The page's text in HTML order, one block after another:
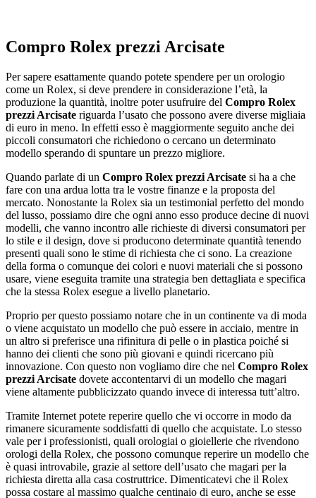
Compro Rolex prezzi Arcisate
Per sapere esattamente quando potete spendere per un orologio
come un Rolex, si deve prendere in considerazione l’età, la
produzione la quantità, inoltre poter usufruire del Compro Rolex
prezzi Arcisate riguarda l’usato che possono avere diverse migliaia
di euro in meno. In effetti esso è maggiormente seguito anche dei
piccoli consumatori che richiedono o cercano un determinato
modello sperando di spuntare un prezzo migliore.
Quando parlate di un Compro Rolex prezzi Arcisate si ha a che
fare con una ardua lotta tra le vostre finanze e la proposta del
mercato. Nonostante la Rolex sia un testimonial perfetto del mondo
del lusso, possiamo dire che ogni anno esso produce decine di nuovi
modelli, che vanno incontro alle richieste di diversi consumatori per
lo stile e il design, dove si producono determinate quantità tenendo
presenti quali sono le stime di richiesta che ci sono. La creazione
della forma o comunque dei colori e nuovi materiali che si possono
usare, viene eseguita tramite una strategia ben dettagliata e specifica
che la stessa Rolex esegue a livello planetario.
Proprio per questo possiamo notare che in un continente va di moda
o viene acquistato un modello che può essere in acciaio, mentre in
un altro si preferisce una rifinitura di pelle o in plastica poiché si
hanno dei clienti che sono più giovani e quindi ricercano più
innovazione. Con questo non vogliamo dire che nel Compro Rolex
prezzi Arcisate dovete accontentarvi di un modello che magari
viene altamente pubblicizzato quando invece di interessa tutt’altro.
Tramite Internet potete reperire quello che vi occorre in modo da
rimanere sicuramente soddisfatti di quello che acquistate. Lo stesso
vale per i professionisti, quali orologiai o gioiellerie che rivendono
orologi della Rolex, che possono comunque reperire un modello che
è quasi introvabile, grazie al settore dell’usato che magari per la
richiesta diretta alla casa costruttrice. Dimenticatevi che il Rolex
possa costare al massimo qualche centinaio di euro, anche se esse